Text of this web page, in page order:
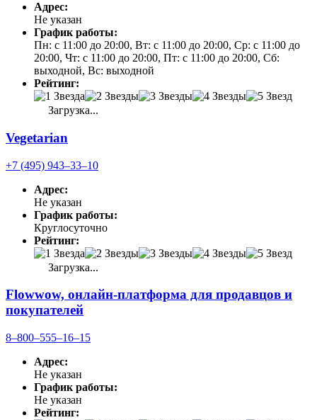
Адрес:
Не указан
График работы:
Пн: с 11:00 до 20:00, Вт: с 11:00 до 20:00, Ср: с 11:00 до
20:00, Чт: с 11:00 до 20:00, Пт: с 11:00 до 20:00, Сб:
выходной, Вс: выходной
Рейтинг:
Загрузка...
Vegetarian
+7 (495) 943‒33‒10
Адрес:
Не указан
График работы:
Круглосуточно
Рейтинг:
Загрузка...
Flowwow, онлайн-платформа для продавцов и
покупателей
8‒800‒555‒16‒15
Адрес:
Не указан
График работы:
Не указан
Рейтинг: